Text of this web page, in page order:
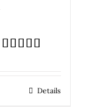
Details